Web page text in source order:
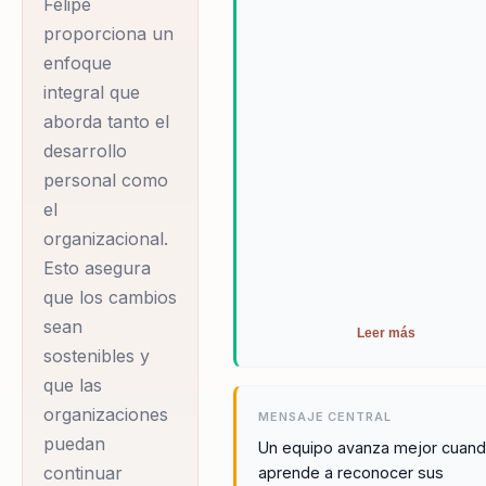
testimonio de su
habilidad para
generar cambios
medibles y
sostenibles en la
cultura
organizacional. Su
metodología se basa
en la identificación y
eliminación de
creencias limitantes,
permitiendo que
individuos y
organizaciones
alcancen niveles de
Felipe
proporciona un
enfoque
integral que
aborda tanto el
desarrollo
personal como
el
organizacional.
Esto asegura
que los cambios
sean
sostenibles y
que las
organizaciones
puedan
continuar
Leer más
MENSAJE CENTRAL
Un equipo avanza mejor
aprende a reconocer sus